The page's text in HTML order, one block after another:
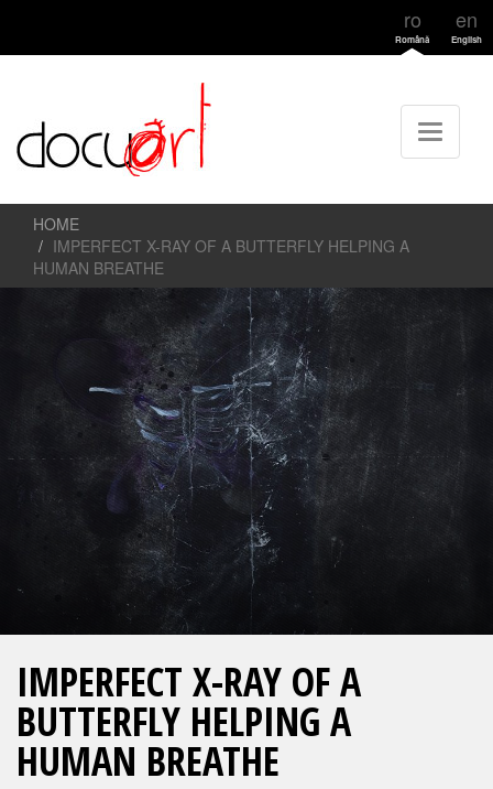
ro
Română
en
English
HOME
IMPERFECT X-RAY OF A BUTTERFLY HELPING A
HUMAN BREATHE
IMPERFECT X-RAY OF A
BUTTERFLY HELPING A
HUMAN BREATHE